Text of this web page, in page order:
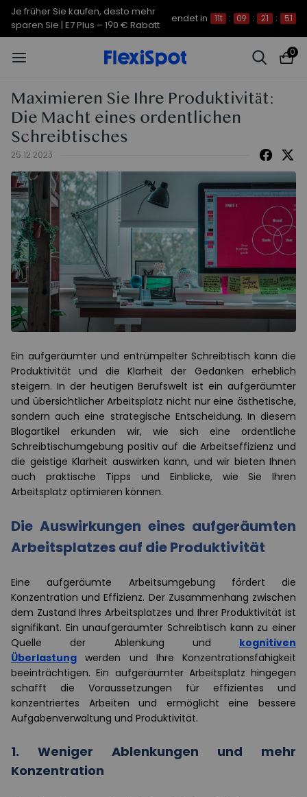
Je früher Sie kaufen, desto mehr
sparen Sie | C7 Morpher – 290 €
Rabatt
endet in 11t : 09 : 21 : 50
0
Maximieren Sie Ihre Produktivität:
Die Macht eines ordentlichen
Schreibtisches
25.12.2023
Ein aufgeräumter und entrümpelter Schreibtisch kann die
Produktivität und die Klarheit der Gedanken erheblich
steigern. In der heutigen Berufswelt ist ein aufgeräumter
und übersichtlicher Arbeitsplatz nicht nur eine ästhetische,
sondern auch eine strategische Entscheidung. In diesem
Blogartikel erkunden wir, wie sich eine ordentliche
Schreibtischumgebung positiv auf die Arbeitseffizienz und
die geistige Klarheit auswirken kann, und wir bieten Ihnen
auch praktische Tipps und Einblicke, wie Sie Ihren
Arbeitsplatz optimieren können.
Die Auswirkungen eines aufgeräumten
Arbeitsplatzes auf die Produktivität
Eine aufgeräumte Arbeitsumgebung fördert die
Konzentration und Effizienz. Der Zusammenhang zwischen
dem Zustand Ihres Arbeitsplatzes und Ihrer Produktivität ist
signifikant. Ein unaufgeräumter Schreibtisch kann zu einer
Quelle der Ablenkung und kognitiven
Überlastung werden und Ihre Konzentrationsfähigkeit
beeinträchtigen. Ein aufgeräumter Arbeitsplatz hingegen
schafft die Voraussetzungen für effizientes und
konzentriertes Arbeiten und ermöglicht eine bessere
Aufgabenverwaltung und Produktivität.
1. Weniger Ablenkungen und mehr
Konzentration